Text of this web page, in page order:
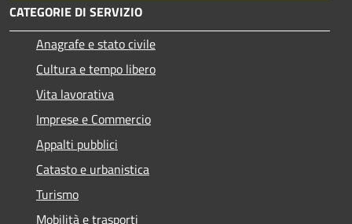
CATEGORIE DI SERVIZIO
Anagrafe e stato civile
Cultura e tempo libero
Vita lavorativa
Imprese e Commercio
Appalti pubblici
Catasto e urbanistica
Turismo
Mobilità e trasporti